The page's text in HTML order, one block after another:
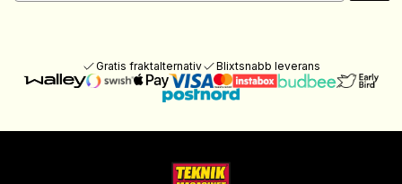
Gratis fraktalternativ Blixtsnabb leverans